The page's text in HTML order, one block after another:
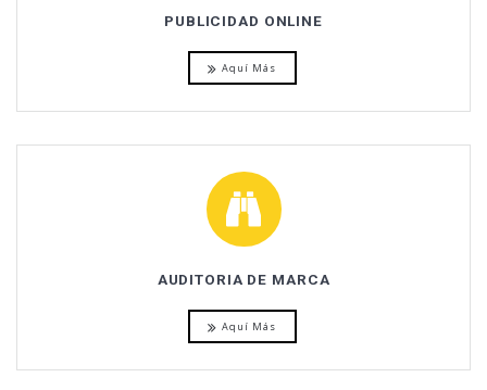
PUBLICIDAD ONLINE
Aquí Más
AUDITORIA DE MARCA
Aquí Más